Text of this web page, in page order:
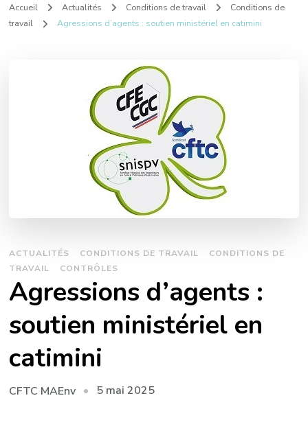
Accueil Actualités Conditions de travail
Conditions de
travail
Agressions d’agents : soutien ministériel en catimini
ACTUALITÉS CONDITIONS DE TRAVAIL
CONDITIONS DE
TRAVAIL
CONTRÔLES
Agressions d’agents :
soutien ministériel en
catimini
CFTC MAEnv 5 mai 2025